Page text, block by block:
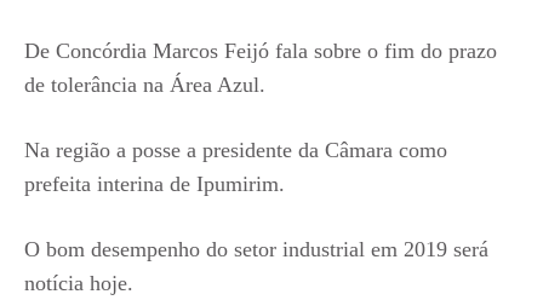
De Concórdia Marcos Feijó fala sobre o fim do prazo
de tolerância na Área Azul.
Na região a posse a presidente da Câmara como
prefeita interina de Ipumirim.
O bom desempenho do setor industrial em 2019 será
notícia hoje.